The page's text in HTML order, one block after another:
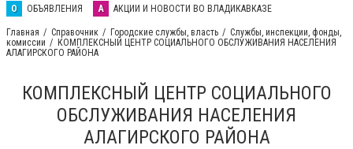
О ОБЪЯВЛЕНИЯ А АКЦИИ И НОВОСТИ ВО ВЛАДИКАВКАЗЕ
Главная Справочник Городские службы, власть
Службы, инспекции, фонды,
комиссии
КОМПЛЕКСНЫЙ ЦЕНТР СОЦИАЛЬНОГО ОБСЛУЖИВАНИЯ НАСЕЛЕНИЯ
АЛАГИРСКОГО РАЙОНА
КОМПЛЕКСНЫЙ ЦЕНТР СОЦИАЛЬНОГО
ОБСЛУЖИВАНИЯ НАСЕЛЕНИЯ
АЛАГИРСКОГО РАЙОНА